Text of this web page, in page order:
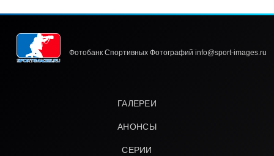
Фотобанк Спортивных Фотографий info@sport-images.ru
ГАЛЕРЕИ
АНОНСЫ
СЕРИИ